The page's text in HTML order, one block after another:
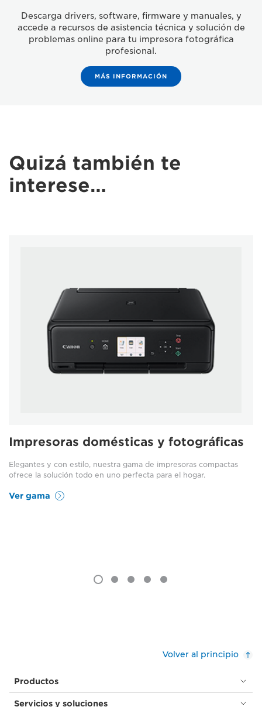
Descarga drivers, software, firmware y manuales, y
accede a recursos de asistencia técnica y solución de
problemas online para tu impresora fotográfica
profesional.
MÁS INFORMACIÓN
Quizá también te
interese…
Impresoras domésticas y fotográficas
Elegantes y con estilo, nuestra gama de impresoras compactas
ofrece la solución todo en uno perfecta para el hogar.
Ver gama
Volver al principio
Productos
Servicios y soluciones